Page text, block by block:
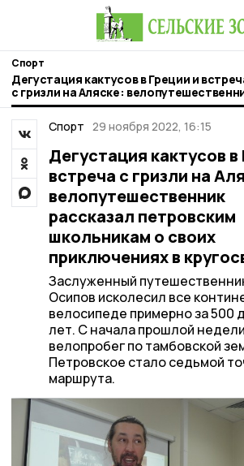
Спорт
Дегустация кактусов в Греции и
с гризли на Аляске:
рассказал петровским школьникам о
своих приключениях в кругосветке
Спорт 29 ноября 2022, 16:15
Дегустация кактусов в
встреча с гризли на
велопутешественник
рассказал петровским
школьникам о своих
приключениях в
Заслуженный
Осипов исколесил все
велосипеде примерно за 500
лет. С начала прошлой
велопробег по тамбовской
Петровское стало седьмой
маршрута.